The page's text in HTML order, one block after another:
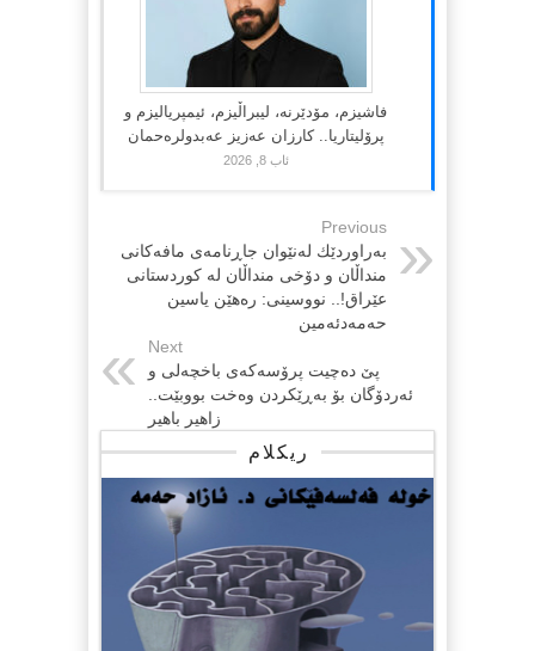
فاشیزم، مۆدێرنە، لیبراڵیزم، ئیمپریالیزم و
پرۆلیتاریا.. کارزان عەزیز عەبدولرەحمان
ئاب 8, 2026
Previous
بەراوردێك لەنێوان جاڕنامەی مافەكانی
منداڵان و دۆخی منداڵان لە كوردستانی
عێراق!.. نووسینی: رەهێن یاسین
حەمەدئەمین
Next
پێ دەچیت پرۆسەکەی باخچەلی و
ئەردۆگان بۆ بەڕێکردن وەخت بووبێت..
زاهیر باهیر
ریکلام